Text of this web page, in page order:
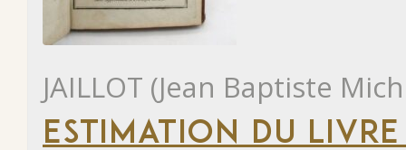
JAILLOT (Jean Baptiste
ESTIMATION DU